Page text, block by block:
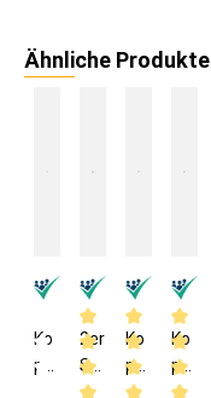
Ähnliche Produkte
Ko
pfk
2er
Set
Kis
Ko
pfk
iss
Ko
pfk
iss